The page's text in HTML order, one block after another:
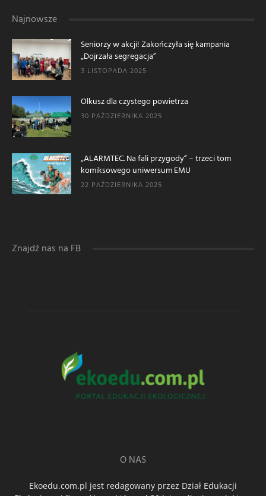
Najnowsze
Seniorzy w akcji! Zakończyła się kampania
„Dojrzała segregacja”
3 LISTOPADA 2025
Olkusz dla czystego powietrza
30 PAŹDZIERNIKA 2025
„ALARMTEC. Na fali przygody” – trzeci tom
komiksowego uniwersum EMU
22 PAŹDZIERNIKA 2025
Znajdź nas na FB
O NAS
Ekoedu.com.pl jest redagowany przez Dział Edukacji